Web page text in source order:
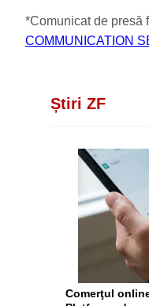
*Comunicat de presă
COMMUNICATION
Știri ZF
Comerţul